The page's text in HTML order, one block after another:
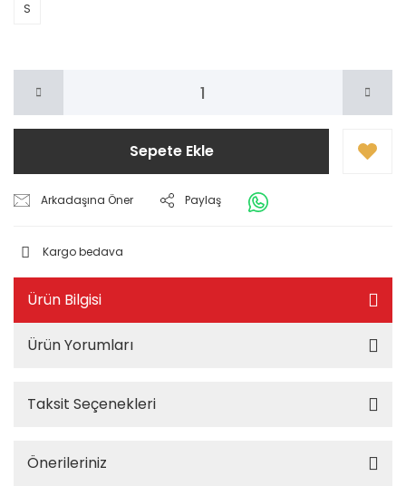
S
Sepete Ekle
Arkadaşına Öner Paylaş
Kargo bedava
Ürün Bilgisi
Ürün Yorumları
Taksit Seçenekleri
Önerileriniz